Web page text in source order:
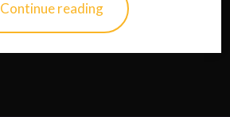
Continue reading